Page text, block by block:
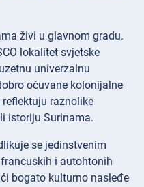
živi u glavnom gradu.
lokalitet svjetske
univerzalnu
očuvane kolonijalne
raznolike
istoriju Surinama.
se jedinstvenim
i autohtonih
bogato kulturno nasleđe